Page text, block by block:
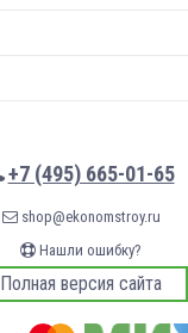
+7 (495) 665-01-65
shop@ekonomstroy.ru
Нашли ошибку?
Полная версия сайта